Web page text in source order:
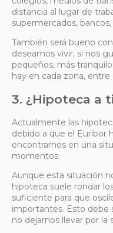
distancia al lugar de
supermercados,
También será bueno
deseamos vivir, si nos
pequeños, más
hay en cada zona, entre
3. ¿Hipoteca a
Actualmente las
debido a que el Euribor
encontrarnos en una
momentos.
Aunque esta situación
hipoteca suele rondar
suficiente para que
importantes. Esto debe
no dejarnos llevar por